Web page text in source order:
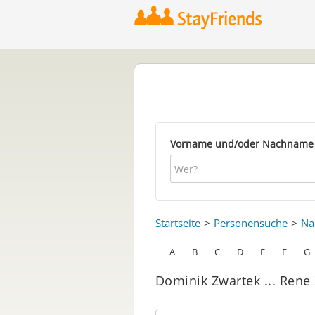
Vorname und/oder Nachname
Startseite Personensuche
A B C D E F G
Dominik Zwartek ... Rene